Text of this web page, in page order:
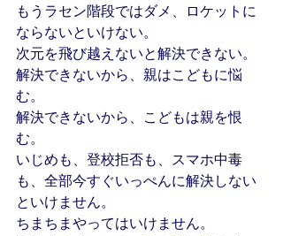
もうラセン階段ではダメ、ロケットに
ならないといけない。
次元を飛び越えないと解決できない。
解決できないから、親はこどもに悩
む。
解決できないから、こどもは親を恨
む。
いじめも、登校拒否も、スマホ中毒
も、全部今すぐいっぺんに解決しない
といけません。
ちまちまやってはいけません。